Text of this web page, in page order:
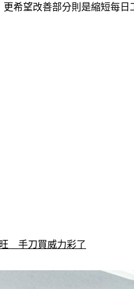
希望改善部分則是縮短每
　手刀買威力彩了